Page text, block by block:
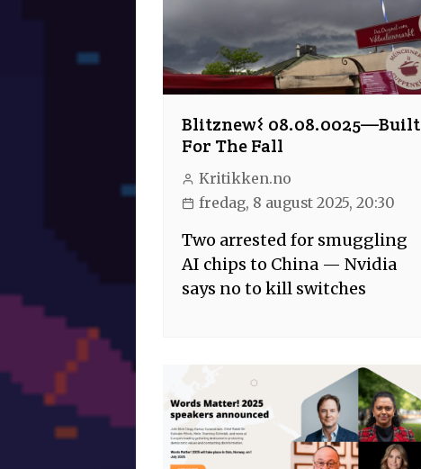
Blitznew𐌔 08.08.0025—Built
For The Fall
Kritikken.no
fredag, 8 august 2025, 20:30
Two arrested for smuggling
AI chips to China — Nvidia
says no to kill switches